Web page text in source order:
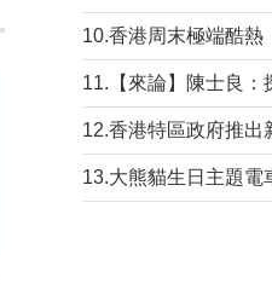
10.香港周末極端酷
13.大熊貓生日主題電